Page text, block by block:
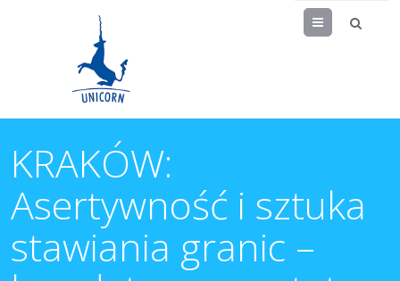
Menu
KRAKÓW:
Asertywność i sztuka
stawiania granic –